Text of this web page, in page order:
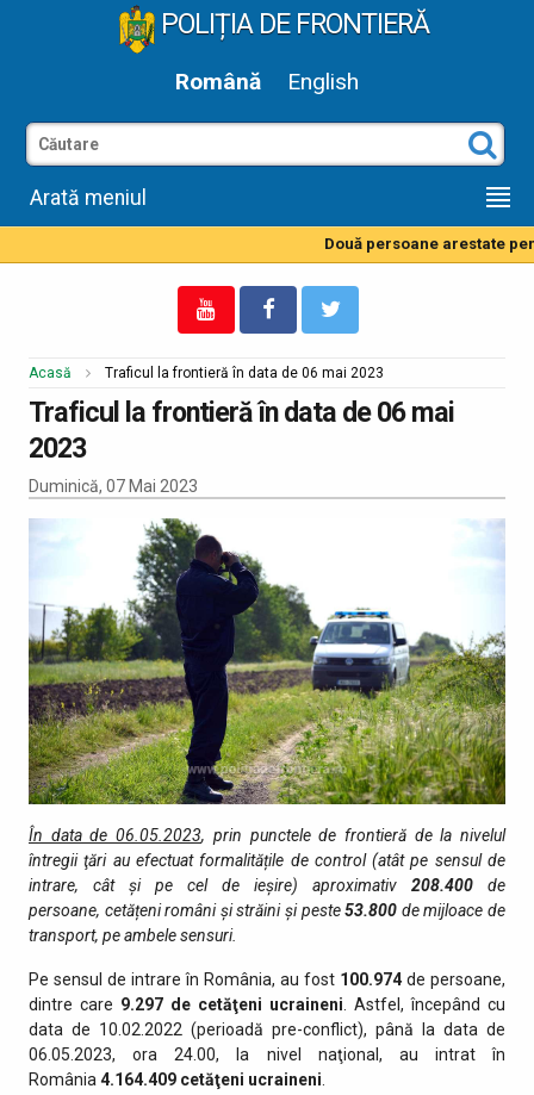
POLIȚIA DE FRONTIERĂ
Română English
Arată meniul
Două persoane arestate
Acasă Traficul la frontieră în data de 06 mai 2023
Traficul la frontieră în data de 06 mai
2023
Duminică, 07 Mai 2023
În data de 06.05.2023, prin punctele de fro­ntieră de la nivelul
întregii ţări au efectuat formalitățile de control (atât pe sensul de
intrare, cât şi pe cel de ieşire) aproximativ 208.400 de
persoane, cetățeni români și străini și peste53.800 de mijloace de
transport, pe ambele sensuri.
Pe sensul de intrare în România, au fost 100.974 de persoane,
dintre care 9.297 de cetăţeni ucraineni . Astfel, începând cu
data de 10.02.2022 (perioadă pre-conflict), până la data de
06.05.2023, ora 24.00, la nivel naţional, au intrat în
România 4.164.409 cetăţeni ucraineni